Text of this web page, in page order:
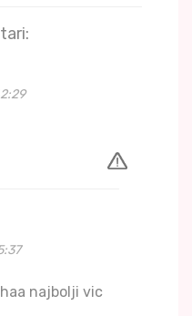
najbolji vic